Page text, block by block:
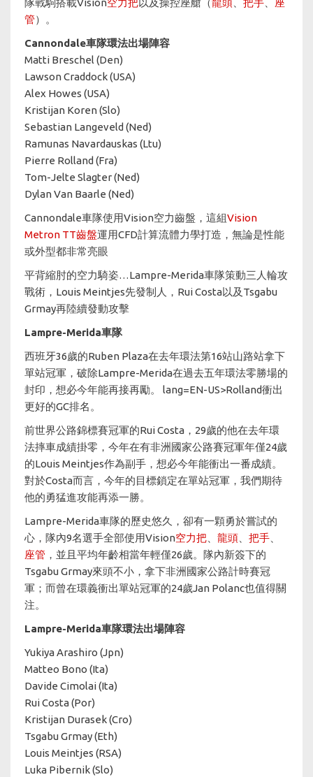
管）。
Cannondale車隊環法出場陣容​​​​​​​
Matti Breschel (Den)
Lawson Craddock (USA)
Alex Howes (USA)
Kristijan Koren (Slo)
Sebastian Langeveld (Ned)
Ramunas Navardauskas (Ltu)
Pierre Rolland (Fra)
Tom-Jelte Slagter (Ned)
Dylan Van Baarle (Ned)
Cannondale車隊使用Vision空力齒盤，這組Vision
Metron TT齒盤運用CFD計算流體力學打造，無論是性能
或外型都非常亮眼
平背縮肘的空力騎姿…Lampre-Merida車隊策動三人輪攻
戰術，Louis Meintjes先發制人，Rui Costa以及Tsgabu
Grmay再陸續發動攻擊
Lampre-Merida車隊
西班牙36歲的Ruben Plaza在去年環法第16站山路站拿下
單站冠軍，破除Lampre-Merida在過去五年環法零勝場的
封印，想必今年能再接再勵。 lang=EN-US>Rolland衝出
更好的GC排名。
前世界公路錦標賽冠軍的Rui Costa，29歲的他在去年環
法摔車成績掛零，今年在有非洲國家公路賽冠軍年僅24歲
的Louis Meintjes作為副手，想必今年能衝出一番成績。
對於Costa而言，今年的目標鎖定在單站冠軍，我們期待
他的勇猛進攻能再添一勝。
Lampre-Merida車隊的歷史悠久，卻有一顆勇於嘗試的
心，隊內9名選手全部使用Vision空力把 龍頭 把手
座管 ，並且平均年齡相當年輕僅26歲。隊內新簽下的
Tsgabu Grmay來頭不小，拿下非洲國家公路計時賽冠
軍；而曾在環義衝出單站冠軍的24歲Jan Polanc也值得關
注。
Lampre-Merida車隊環法出場陣容
Yukiya Arashiro (Jpn)
Matteo Bono (Ita)
Davide Cimolai (Ita)
Rui Costa (Por)
Kristijan Durasek (Cro)
Tsgabu Grmay (Eth)
Louis Meintjes (RSA)
Luka Pibernik (Slo)